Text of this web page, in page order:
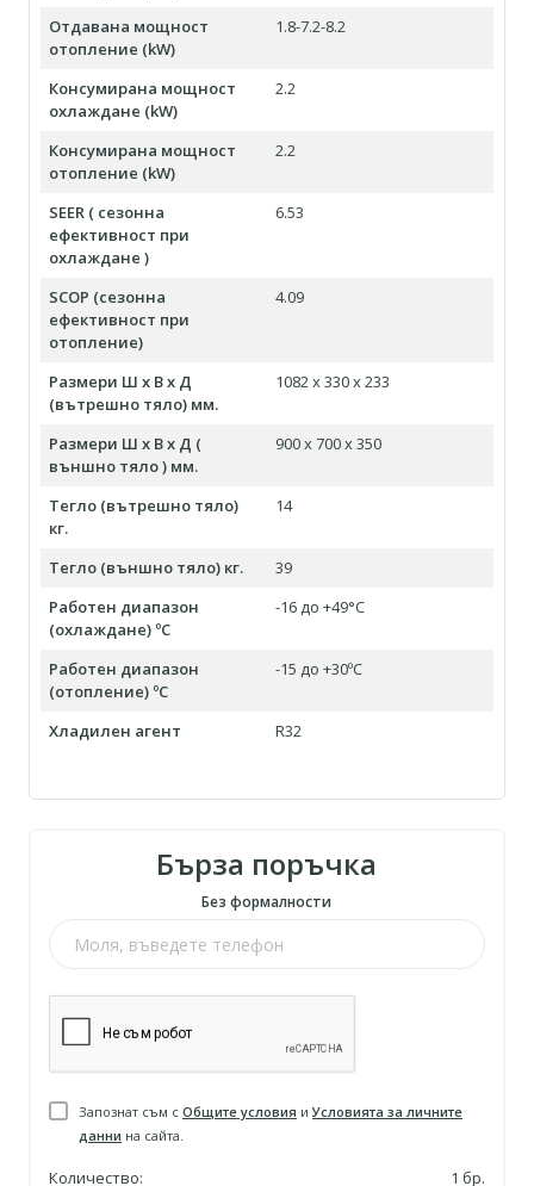
Бърза поръчка
Без формалности
Запознат съм с Общите условия иУсловията за личните
данни на сайта.
Количество: 1 бр.
Отдавана мощност
отопление (kW)
1.8-7.2-8.2
Консумирана мощност
охлаждане (kW)
2.2
Консумирана мощност
отопление (kW)
2.2
SEER ( сезонна
ефективност при
охлаждане )
6.53
SCOP (сезонна
ефективност при
отопление)
4.09
Размери Ш х В х Д
(вътрешно тяло) мм.
1082 x 330 x 233
Размери Ш х В х Д (
външно тяло ) мм.
900 x 700 x 350
Тегло (вътрешно тяло)
кг.
14
Тегло (външно тяло) кг.
39
Работен диапазон
(охлаждане) ºC
-16 до +49°С
Работен диапазон
(отопление) ºC
-15 до +30ºC
Хладилен агент R32